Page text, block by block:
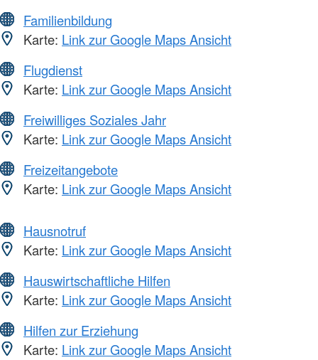
Familienbildung
Karte: Link zur Google Maps Ansicht
Flugdienst
Karte: Link zur Google Maps Ansicht
Freiwilliges Soziales Jahr
Karte: Link zur Google Maps Ansicht
Freizeitangebote
Karte: Link zur Google Maps Ansicht
Hausnotruf
Karte: Link zur Google Maps Ansicht
Hauswirtschaftliche Hilfen
Karte: Link zur Google Maps Ansicht
Hilfen zur Erziehung
Karte: Link zur Google Maps Ansicht